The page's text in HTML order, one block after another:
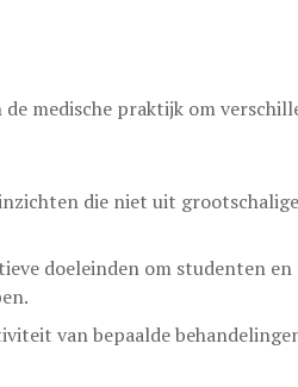
medische praktijk om
die niet uit
doeleinden om studenten en
van bepaalde